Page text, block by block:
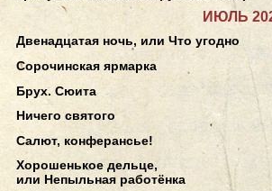
ИЮЛЬ
Двенадцатая ночь, или Что угодно
Сорочинская ярмарка
Брух. Сюита
Ничего святого
Салют, конферансье!
Хорошенькое дельце,
или Непыльная работёнка